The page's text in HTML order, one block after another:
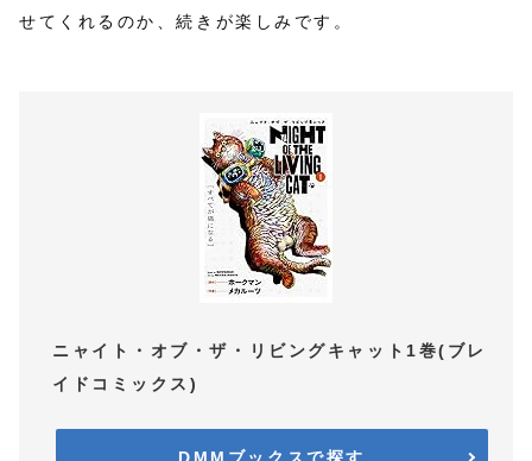
せてくれるのか、続きが楽しみです。
ニャイト・オブ・ザ・リビングキャット1巻(ブレ
イドコミックス)